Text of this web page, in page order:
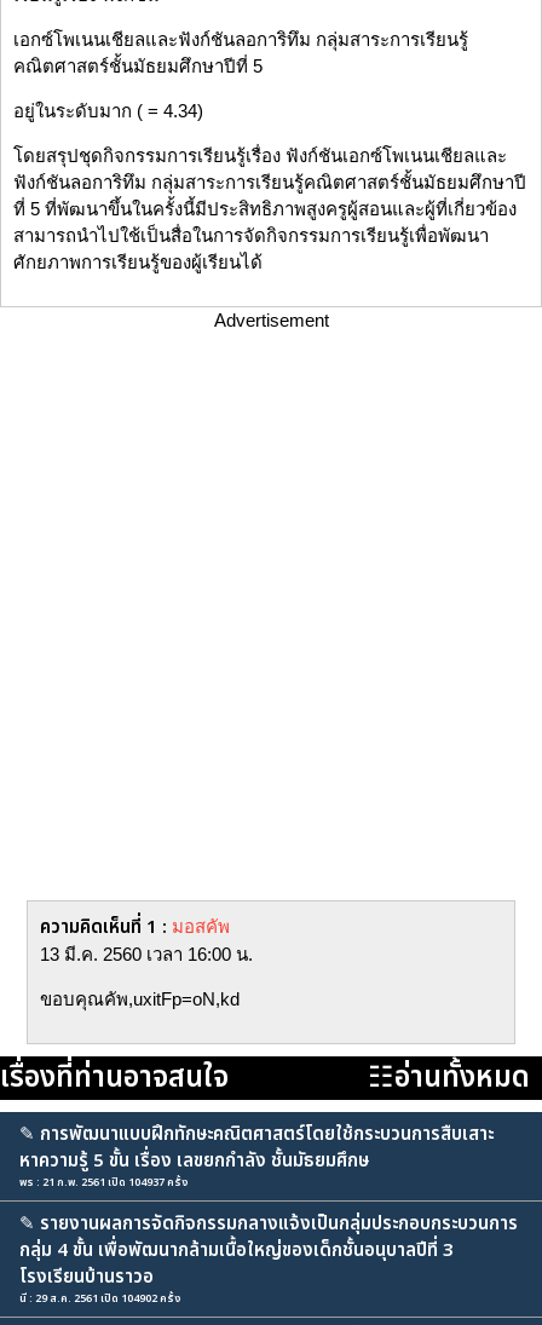
เอกซ์โพเนนเชียลและฟังก์ชันลอการิทึม กลุ่มสาระการเรียนรู้
คณิตศาสตร์ชั้นมัธยมศึกษาปีที่ 5
อยู่ในระดับมาก ( = 4.34)
โดยสรุปชุดกิจกรรมการเรียนรู้เรื่อง ฟังก์ชันเอกซ์โพเนนเชียลและ
ฟังก์ชันลอการิทึม กลุ่มสาระการเรียนรู้คณิตศาสตร์ชั้นมัธยมศึกษาปี
ที่ 5 ที่พัฒนาขึ้นในครั้งนี้มีประสิทธิภาพสูงครูผู้สอนและผู้ที่เกี่ยวข้อง
สามารถนำไปใช้เป็นสื่อในการจัดกิจกรรมการเรียนรู้เพื่อพัฒนา
ศักยภาพการเรียนรู้ของผู้เรียนได้
Advertisement
ความคิดเห็นที่ 1 : มอสคัพ
13 มี.ค. 2560 เวลา 16:00 น.
ขอบคุณคัพ,uxitFp=oN,kd
เรื่องที่ท่านอาจสนใจ ☷อ่านทั้งหมด
✎ การพัฒนาแบบฝึกทักษะคณิตศาสตร์โดยใช้กระบวนการสืบเสาะ
หาความรู้ 5 ขั้น เรื่อง เลขยกกำลัง ชั้นมัธยมศึกษ
พร : 21 ก.พ. 2561 เปิด 104937 ครั้ง
✎ รายงานผลการจัดกิจกรรมกลางแจ้งเป็นกลุ่มประกอบกระบวนการ
กลุ่ม 4 ขั้น เพื่อพัฒนากล้ามเนื้อใหญ่ของเด็กชั้นอนุบาลปีที่ 3
โรงเรียนบ้านราวอ
นี : 29 ส.ค. 2561 เปิด 104902 ครั้ง